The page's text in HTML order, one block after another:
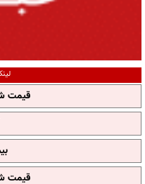
قیمت